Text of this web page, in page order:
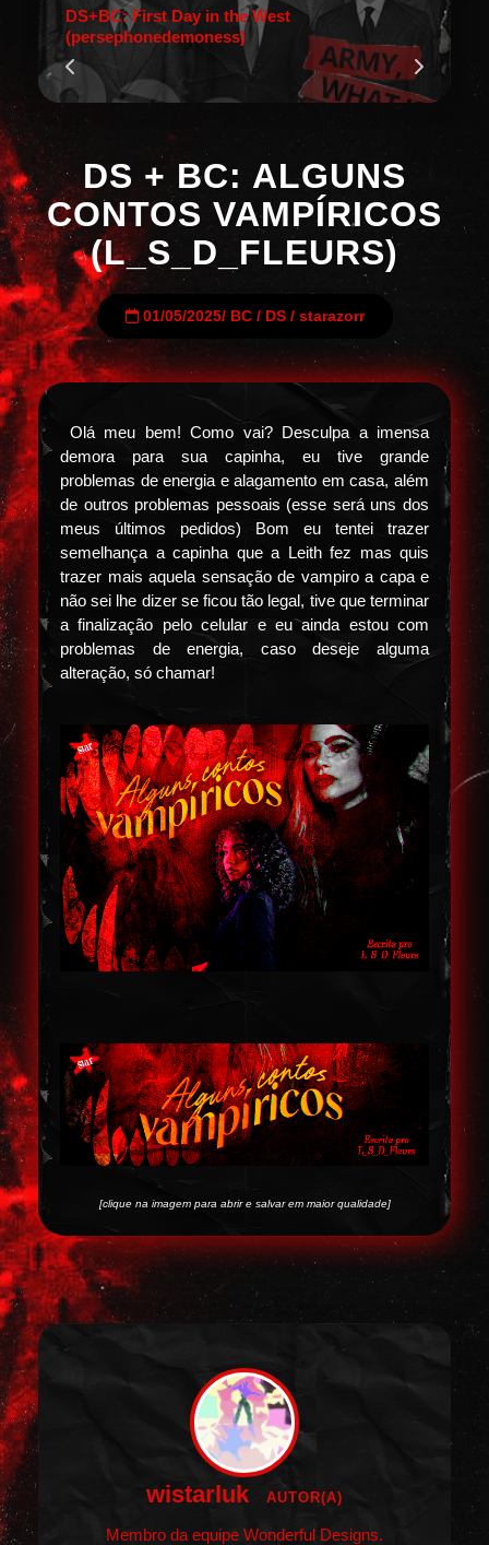
DS+BC: First Day in the West
(persephonedemoness)
DS + BC: ALGUNS
CONTOS VAMPÍRICOS
(L_S_D_FLEURS)
01/05/2025/ BC/ DS/ starazorr
Olá meu bem! Como vai? Desculpa a imensa
demora para sua capinha, eu tive grande
problemas de energia e alagamento em casa, além
de outros problemas pessoais (esse será uns dos
meus últimos pedidos) Bom eu tentei trazer
semelhança a capinha que a Leith fez mas quis
trazer mais aquela sensação de vampiro a capa e
não sei lhe dizer se ficou tão legal, tive que terminar
a finalização pelo celular e eu ainda estou com
problemas de energia, caso deseje alguma
alteração, só chamar!
[clique na imagem para abrir e salvar em maior qualidade]
wistarluk AUTOR(A)
Membro da equipe Wonderful Designs.